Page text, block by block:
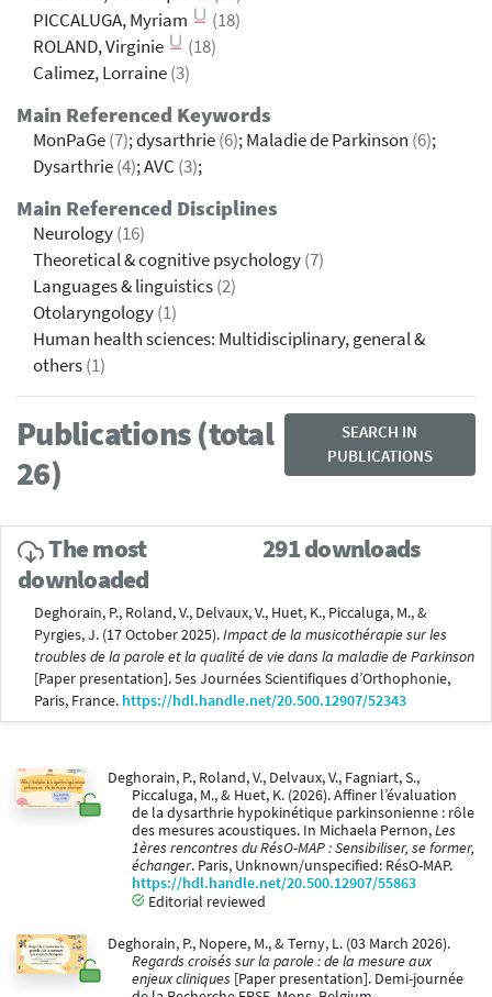
PICCALUGA, Myriam
(18)
ROLAND, Virginie
(18)
Calimez, Lorraine(3)
Main Referenced Keywords
MonPaGe(7); dysarthrie(6); Maladie de Parkinson (6);
Dysarthrie(4); AVC (3);
Main Referenced Disciplines
Neurology(16)
Theoretical & cognitive psychology(7)
Languages & linguistics(2)
Otolaryngology(1)
Human health sciences: Multidisciplinary, general &
others(1)
Publications (total
26)
SEARCH IN
PUBLICATIONS
The most
downloaded
291 downloads
Deghorain, P., Roland, V., Delvaux, V., Huet, K., Piccaluga, M., &
Pyrgies, J. (17 October 2025).Impact de la musicothérapie sur les
troubles de la parole et la qualité de vie dans la maladie de Parkinson
[Paper presentation]. 5es Journées Scientifiques d’Orthophonie,
Paris, France. https://hdl.handle.net/20.500.12907/52343
Deghorain, P., Roland, V., Delvaux, V., Fagniart, S.,
Piccaluga, M., & Huet, K. (2026). Affiner l’évaluation
de la dysarthrie hypokinétique parkinsonienne : rôle
des mesures acoustiques. In Michaela Pernon,Les
1ères rencontres du RésO-MAP : Sensibiliser, se former,
échanger. Paris, Unknown/unspecified: RésO-MAP.
https://hdl.handle.net/20.500.12907/55863
Editorial reviewed
Deghorain, P., Nopere, M., & Terny, L. (03 March 2026).
Regards croisés sur la parole : de la mesure aux
enjeux cliniques [Paper presentation]. Demi-journée